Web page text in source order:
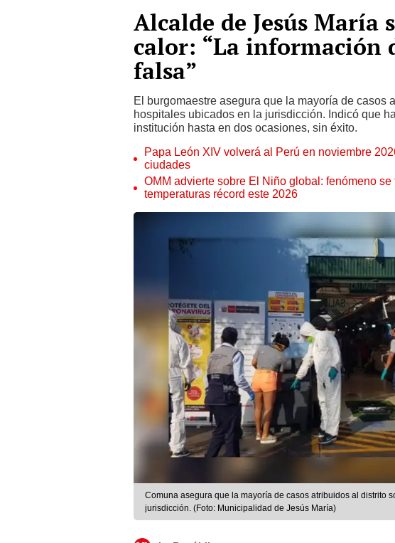
Alcalde de Jesús María
calor: “La información
falsa”
El burgomaestre asegura que la mayoría de casos
hospitales ubicados en la jurisdicción. Indicó que
institución hasta en dos ocasiones, sin éxito.
Papa León XIV volverá al Perú en noviembre
ciudades
OMM advierte sobre El Niño global: fenómeno
temperaturas récord este 2026
Comuna asegura que la mayoría de casos atribuidos al distrito
jurisdicción. (Foto: Municipalidad de Jesús María)